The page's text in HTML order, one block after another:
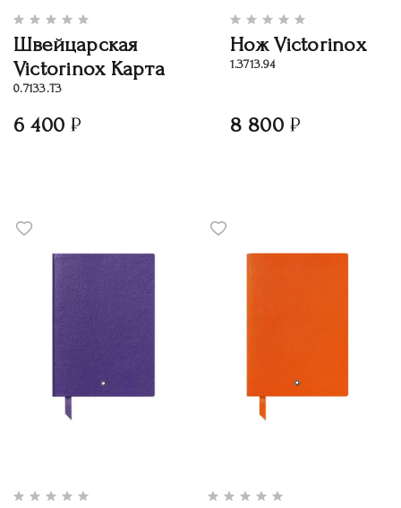
Швейцарская
Victorinox Карта
0.7133.Т3
6 400
Нож Victorinox
1.3713.94
8 800